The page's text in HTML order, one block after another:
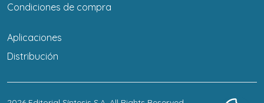
Condiciones de compra
Aplicaciones
Distribución